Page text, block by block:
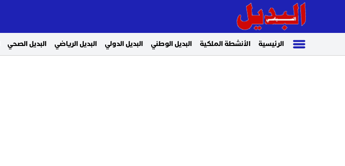
الرئيسية الأنشطة الملكية البديل الوطني البديل الدولي البديل الرياضي البديل الصحي